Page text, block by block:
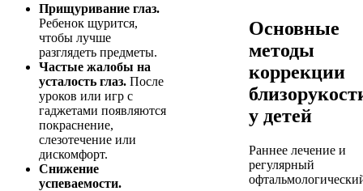
Прищуривание глаз.
Ребенок щурится,
чтобы лучше
разглядеть предметы.
Частые жалобы на
усталость глаз. После
уроков или игр с
гаджетами появляются
покраснение,
слезотечение или
дискомфорт.
Снижение
успеваемости.
Основные
методы
коррекции
у детей
Раннее лечение и
регулярный